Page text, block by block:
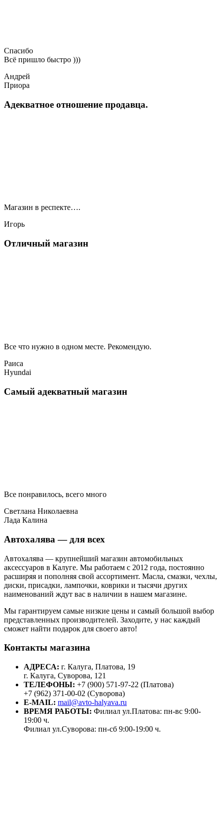
Спасибо
Всё пришло быстро )))
Андрей
Приора
Адекватное отношение продавца.
Магазин в респекте….
Игорь
Отличный магазин
Все что нужно в одном месте. Рекомендую.
Раиса
Hyundai
Самый адекватный магазин
Все понравилось, всего много
Светлана Николаевна
Лада Калина
Автохалява — для всех
Автохалява — крупнейший магазин автомобильных
аксессуаров в Калуге. Мы работаем с 2012 года, постоянно
расширяя и пополняя свой ассортимент. Масла, смазки, чехлы,
диски, присадки, лампочки, коврики и тысячи других
наименований ждут вас в наличии в нашем магазине.
Мы гарантируем самые низкие цены и самый большой выбор
представленных производителей. Заходите, у нас каждый
сможет найти подарок для своего авто!
Контакты магазина
АДРЕСА: г. Калуга, Платова, 19
г. Калуга, Суворова, 121
ТЕЛЕФОНЫ: +7 (900) 571-97-22 (Платова)
+7 (962) 371-00-02 (Суворова)
E-MAIL: mail@avto-halyava.ru
ВРЕМЯ РАБОТЫ: Филиал ул.Платова: пн-вс 9:00-
19:00 ч.
Филиал ул.Суворова: пн-сб 9:00-19:00 ч.